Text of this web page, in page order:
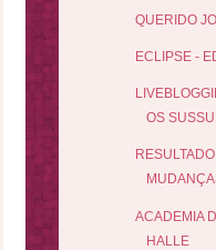
QUERIDO
ECLIPSE -
OS
ACADEMIA
HALLE